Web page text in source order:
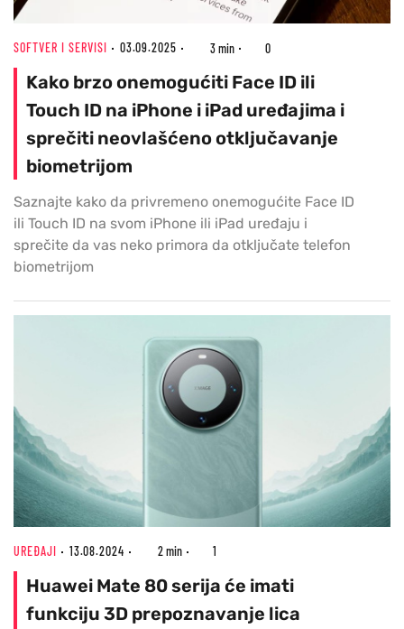
SOFTVER I SERVISI 03.09.2025 3 min 0
Kako brzo onemogućiti Face ID ili
Touch ID na iPhone i iPad uređajima i
sprečiti neovlašćeno otključavanje
biometrijom
Saznajte kako da privremeno onemogućite Face ID
ili Touch ID na svom iPhone ili iPad uređaju i
sprečite da vas neko primora da otključate telefon
biometrijom
UREĐAJI 13.08.2024 2 min 1
Huawei Mate 80 serija će imati
funkciju 3D prepoznavanje lica